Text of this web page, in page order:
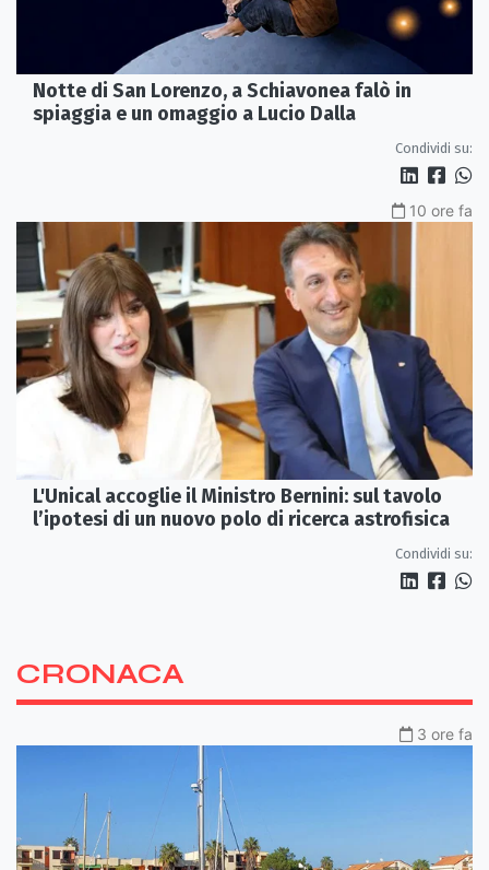
Notte di San Lorenzo, a Schiavonea falò in
spiaggia e un omaggio a Lucio Dalla
Condividi su:
10 ore fa
L'Unical accoglie il Ministro Bernini: sul tavolo
l’ipotesi di un nuovo polo di ricerca astrofisica
Condividi su:
CRONACA
3 ore fa